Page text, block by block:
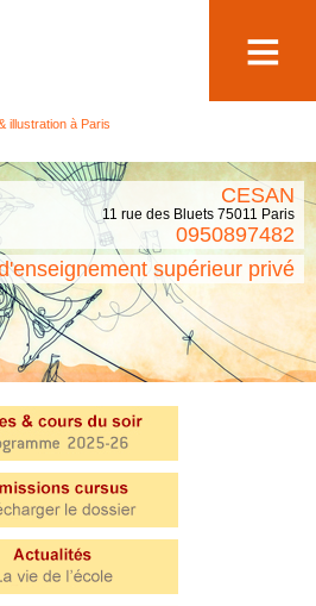
illustration à Paris
CESAN
11 rue des Bluets 75011 Paris
0950897482
supérieur privé